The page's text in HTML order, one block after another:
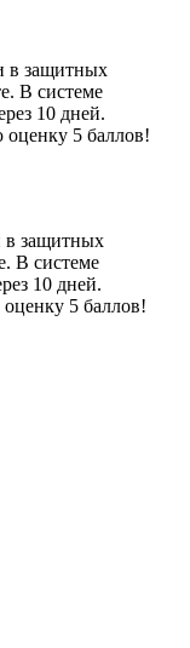
в защитных
В системе
10 дней.
5 баллов!
в защитных
В системе
10 дней.
5 баллов!